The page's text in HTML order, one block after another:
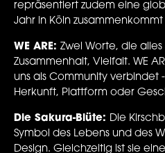
repräsentiert zudem eine
Jahr in Köln
WE ARE: Zwei Worte, die
Zusammenhalt, Vielfalt. WE
uns als Community verbindet
Herkunft, Plattform oder
Die Sakura-Blüte: Die
Symbol des Lebens und des
Design. Gleichzeitig ist sie